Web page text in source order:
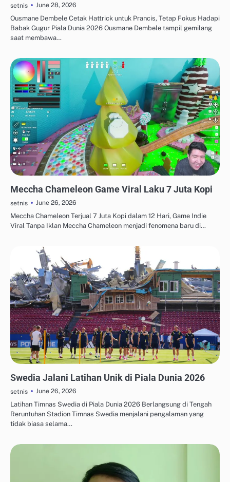
setnis
June 28, 2026
Ousmane Dembele Cetak Hattrick untuk Prancis, Tetap Fokus Hadapi
Babak Gugur Piala Dunia 2026 Ousmane Dembele tampil gemilang
saat membawa…
Meccha Chameleon Game Viral Laku 7 Juta Kopi
setnis
June 26, 2026
Meccha Chameleon Terjual 7 Juta Kopi dalam 12 Hari, Game Indie
Viral Tanpa Iklan Meccha Chameleon menjadi fenomena baru di…
Swedia Jalani Latihan Unik di Piala Dunia 2026
setnis
June 26, 2026
Latihan Timnas Swedia di Piala Dunia 2026 Berlangsung di Tengah
Reruntuhan Stadion Timnas Swedia menjalani pengalaman yang
tidak biasa selama…